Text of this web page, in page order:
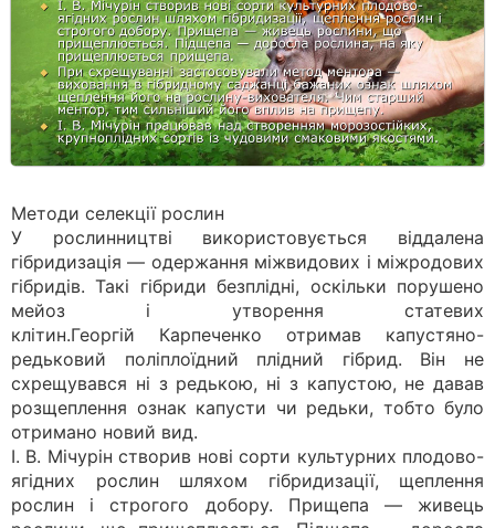
Методи селекції рослин
У рослинництві використовується віддалена
гібридизація — одержання міжвидових і міжродових
гібридів. Такі гібриди безплідні, оскільки порушено
мейоз і утворення статевих
клітин.Георгій Карпеченко отримав капустяно-
редьковий поліплоїдний плідний гібрид. Він не
схрещувався ні з редькою, ні з капустою, не давав
розщеплення ознак капусти чи редьки, тобто було
отримано новий вид.
І. В. Мічурін створив нові сорти культурних плодово-
ягідних рослин шляхом гібридизації, щеплення
рослин і строгого добору. Прищепа — живець